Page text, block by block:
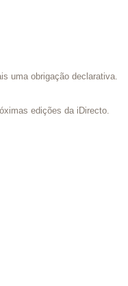
uma obrigação declarativa.
edições da iDirecto.